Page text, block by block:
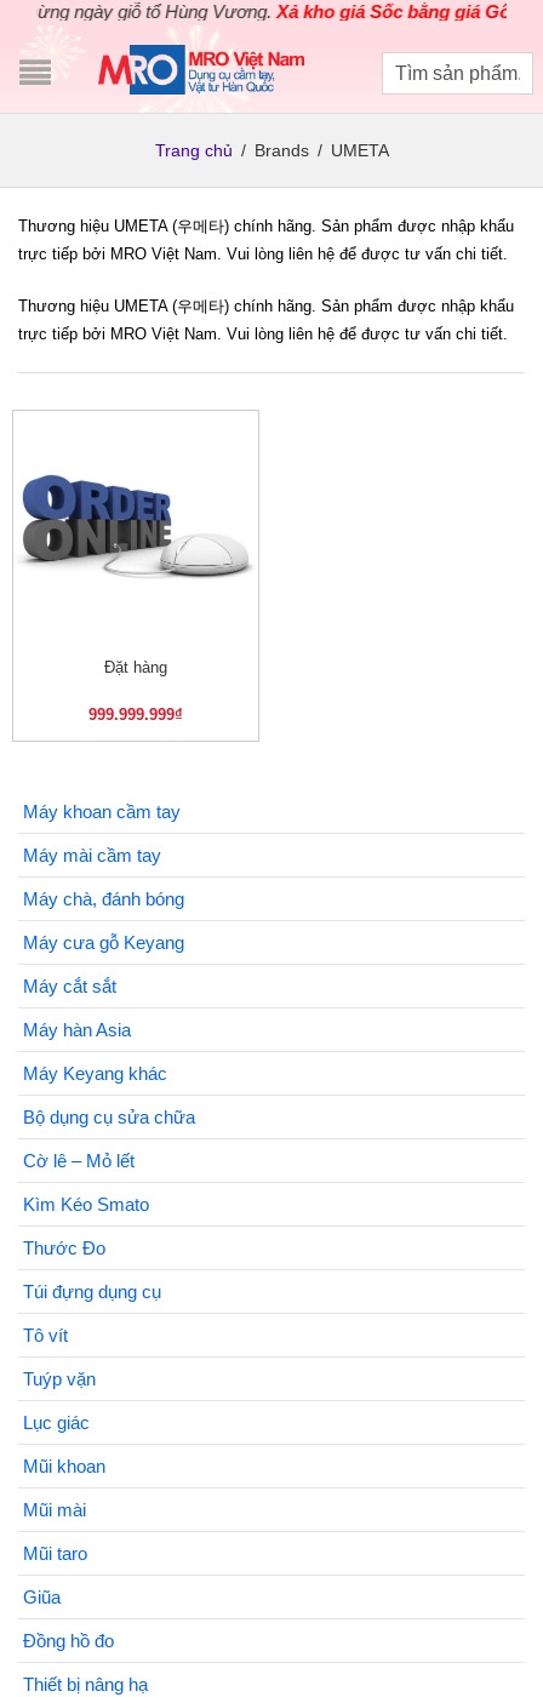
ngày giỗ tổ Hùng Vương.Xả kho giá Sốc bằng giá Gốccho
Trang chủ / Brands / UMETA
Thương hiệu UMETA (우메타) chính hãng. Sản phẩm được nhập khẩu
trực tiếp bởi MRO Việt Nam. Vui lòng liên hệ để được tư vấn chi tiết.
Thương hiệu UMETA (우메타) chính hãng. Sản phẩm được nhập khẩu
trực tiếp bởi MRO Việt Nam. Vui lòng liên hệ để được tư vấn chi tiết.
Đặt hàng
999.999.999₫
Máy khoan cầm tay
Máy mài cầm tay
Máy chà, đánh bóng
Máy cưa gỗ Keyang
Máy cắt sắt
Máy hàn Asia
Máy Keyang khác
Bộ dụng cụ sửa chữa
Cờ lê – Mỏ lết
Kìm Kéo Smato
Thước Đo
Túi đựng dụng cụ
Tô vít
Tuýp vặn
Lục giác
Mũi khoan
Mũi mài
Mũi taro
Giũa
Đồng hồ đo
Thiết bị nâng hạ